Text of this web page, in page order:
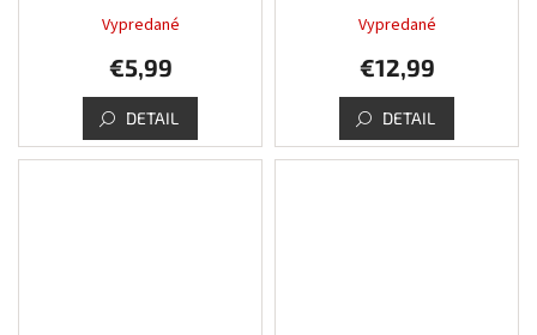
Green
Vypredané
€5,99
DETAIL
Vypredané
€12,99
DETAIL